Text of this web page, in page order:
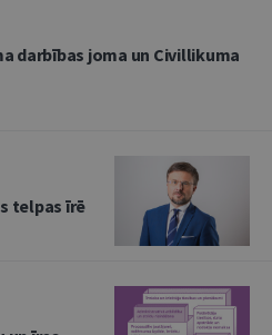
darbības joma un Civillikuma
telpas īrē